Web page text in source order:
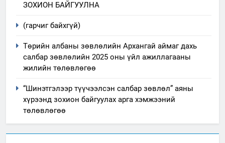
ЗОХИОН БАЙГУУЛНА
(гарчиг байхгүй)
Төрийн албаны зөвлөлийн Архангай аймаг дахь
салбар зөвлөлийн 2025 оны үйл ажиллагааны
жилийн төлөвлөгөө
“Шинэтгэлээр түүчээлсэн салбар зөвлөл” аяны
хүрээнд зохион байгуулах арга хэмжээний
төлөвлөгөө